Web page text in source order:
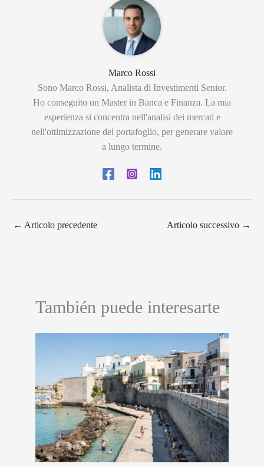
Marco Rossi
Sono Marco Rossi, Analista di Investimenti Senior.
Ho conseguito un Master in Banca e Finanza. La mia
esperienza si concentra nell'analisi dei mercati e
nell'ottimizzazione del portafoglio, per generare valore
a lungo termine.
← Articolo precedente Articolo successivo →
También puede interesarte